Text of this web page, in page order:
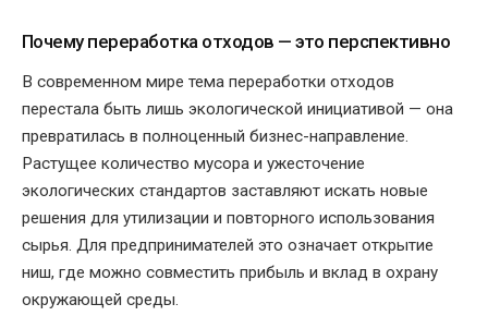
Почему переработка отходов — это перспективно
В современном мире тема переработки отходов
перестала быть лишь экологической инициативой — она
превратилась в полноценный бизнес-направление.
Растущее количество мусора и ужесточение
экологических стандартов заставляют искать новые
решения для утилизации и повторного использования
сырья. Для предпринимателей это означает открытие
ниш, где можно совместить прибыль и вклад в охрану
окружающей среды.